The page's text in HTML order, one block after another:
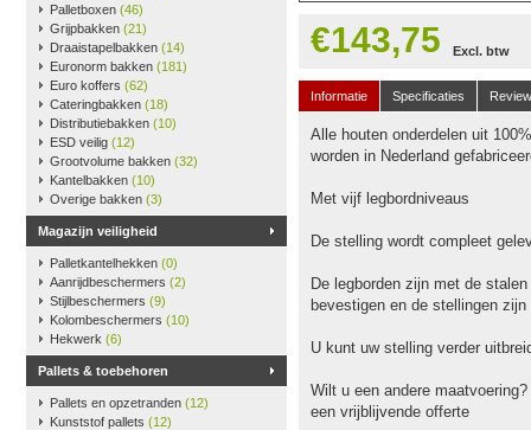
Palletboxen (46)
Grijpbakken (21)
Draaistapelbakken (14)
Euronorm bakken (181)
Euro koffers (62)
Cateringbakken (18)
Distributiebakken (10)
ESD veilig (12)
Grootvolume bakken (32)
Kantelbakken (10)
Overige bakken (3)
Magazijn veiligheid
Palletkantelhekken (0)
Aanrijdbeschermers (2)
Stijlbeschermers (9)
Kolombeschermers (10)
Hekwerk (6)
Pallets & toebehoren
Pallets en opzetranden (12)
Kunststof pallets (12)
€143,75 Excl. btw
Informatie Specificaties
Alle houten onderdelen uit
worden in Nederland
Met vijf legbordniveaus
De stelling wordt compleet
De legborden zijn met de
bevestigen en de stellingen
U kunt uw stelling verder
Wilt u een andere
een vrijblijvende offerte